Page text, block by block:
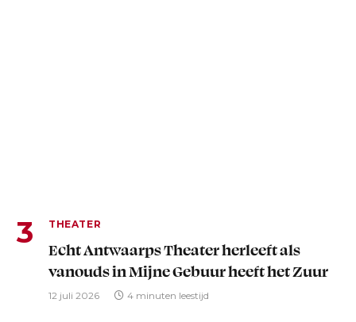
THEATER
Echt Antwaarps Theater herleeft als
vanouds in Mijne Gebuur heeft het Zuur
12 juli 2026 4 minuten leestijd